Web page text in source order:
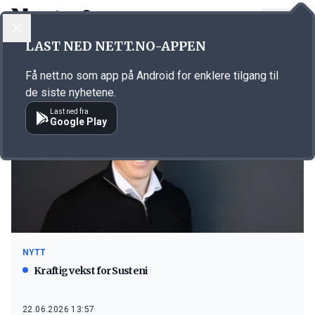
Emne: Susteni
NYTT
Kraftig vekst for Susteni
22.06.2026 13:57
LAST NED NETT.NO-APPEN
Få nett.no som app på Android for enklere tilgang til
de siste nyhetene.
Last ned fra
Google Play